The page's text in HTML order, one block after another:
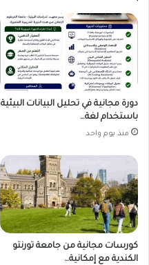
دورة مجانية في تحليل البيانات البيئية
باستخدام لغة…
منذ يوم واحد
كورسات مجانية من جامعة تورنتو
الكندية مع إمكانية…